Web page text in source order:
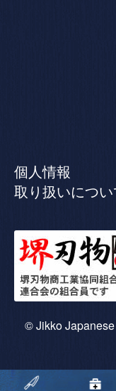
個人情報
取り扱いについ
© Jikko